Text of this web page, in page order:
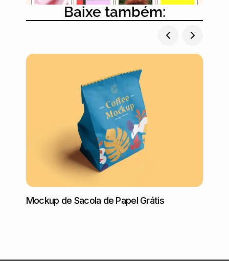
Baixe também:
Mockup de Sacola de Papel Grátis